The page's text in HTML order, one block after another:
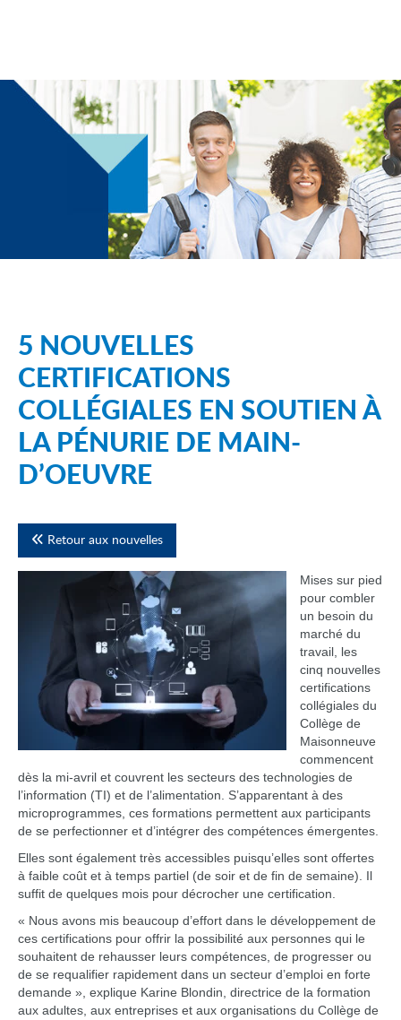
5 NOUVELLES
CERTIFICATIONS
COLLÉGIALES EN SOUTIEN À
LA PÉNURIE DE MAIN-
D’OEUVRE
Retour aux nouvelles
Mises sur pied
pour combler
un besoin du
marché du
travail, les
cinq nouvelles
certifications
collégiales du
Collège de
Maisonneuve
commencent
dès la mi-avril et couvrent les secteurs des technologies de
l’information (TI) et de l’alimentation. S’apparentant à des
microprogrammes, ces formations permettent aux participants
de se perfectionner et d’intégrer des compétences émergentes.
Elles sont également très accessibles puisqu’elles sont offertes
à faible coût et à temps partiel (de soir et de fin de semaine). Il
suffit de quelques mois pour décrocher une certification.
« Nous avons mis beaucoup d’effort dans le développement de
ces certifications pour offrir la possibilité aux personnes qui le
souhaitent de rehausser leurs compétences, de progresser ou
de se requalifier rapidement dans un secteur d’emploi en forte
demande », explique Karine Blondin, directrice de la formation
aux adultes, aux entreprises et aux organisations du Collège de